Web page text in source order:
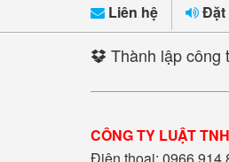
Liên hệ Đặt
Thành lập công
CÔNG TY LUẬT